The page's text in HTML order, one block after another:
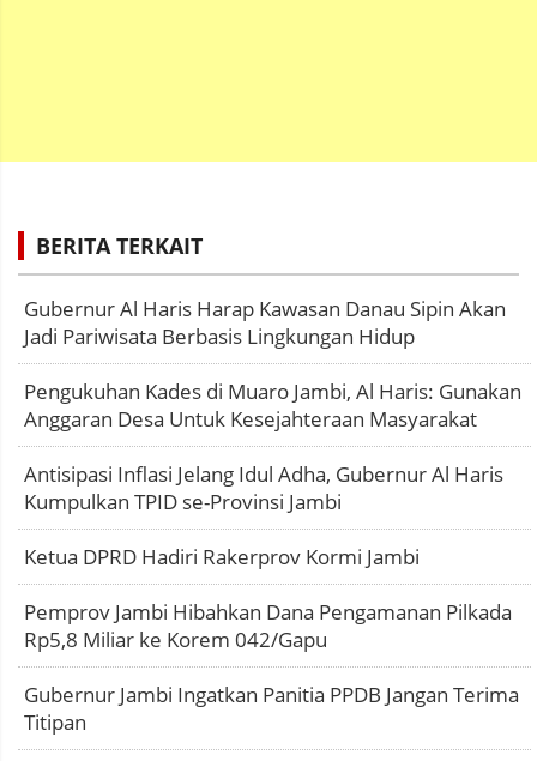
BERITA TERKAIT
Gubernur Al Haris Harap Kawasan Danau Sipin Akan
Jadi Pariwisata Berbasis Lingkungan Hidup
Pengukuhan Kades di Muaro Jambi, Al Haris: Gunakan
Anggaran Desa Untuk Kesejahteraan Masyarakat
Antisipasi Inflasi Jelang Idul Adha, Gubernur Al Haris
Kumpulkan TPID se-Provinsi Jambi
Ketua DPRD Hadiri Rakerprov Kormi Jambi
Pemprov Jambi Hibahkan Dana Pengamanan Pilkada
Rp5,8 Miliar ke Korem 042/Gapu
Gubernur Jambi Ingatkan Panitia PPDB Jangan Terima
Titipan